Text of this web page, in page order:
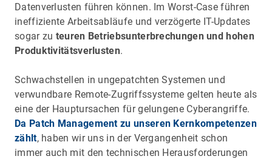
Datenverlusten führen können. Im Worst-Case führen
ineffiziente Arbeitsabläufe und verzögerte IT-Updates
sogar zu teuren Betriebsunterbrechungen und hohen
Produktivitätsverlusten.
Schwachstellen in ungepatchten Systemen und
verwundbare Remote-Zugriffssysteme gelten heute als
eine der Hauptursachen für gelungene Cyberangriffe.
Da Patch Management zu unseren Kernkompetenzen
zählt, haben wir uns in der Vergangenheit schon
immer auch mit den technischen Herausforderungen